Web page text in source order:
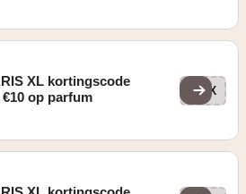
XL kortingscode
op parfum
IPX